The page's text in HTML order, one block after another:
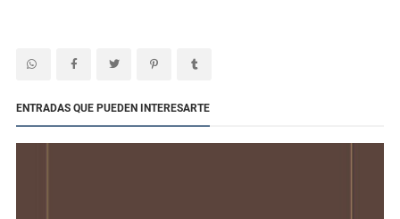
ENTRADAS QUE PUEDEN INTERESARTE